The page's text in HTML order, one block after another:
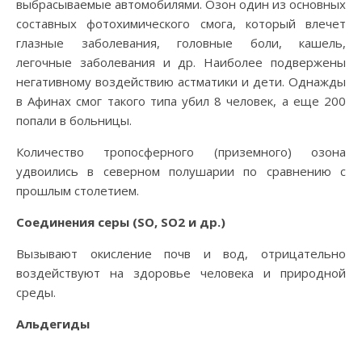
выбрасываемые автомобилями. Озон один из основных
составных фотохимического смога, который влечет
глазные заболевания, головные боли, кашель,
легочные заболевания и др. Наиболее подвержены
негативному воздействию астматики и дети. Однажды
в Афинах смог такого типа убил 8 человек, а еще 200
попали в больницы.
Количество тропосферного (приземного) озона
удвоились в северном полушарии по сравнению с
прошлым столетием.
Соединения серы (SO, SO2 и др.)
Вызывают окисление почв и вод, отрицательно
воздействуют на здоровье человека и природной
среды.
Альдегиды